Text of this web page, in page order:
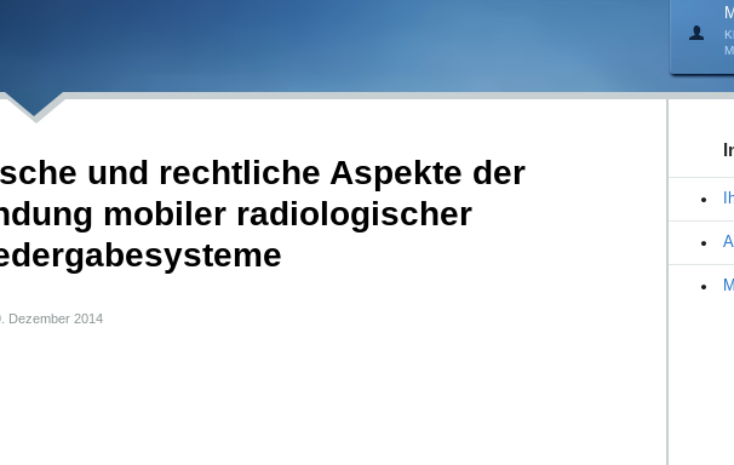
und rechtliche Aspekte der
mobiler radiologischer
Dezember 2014